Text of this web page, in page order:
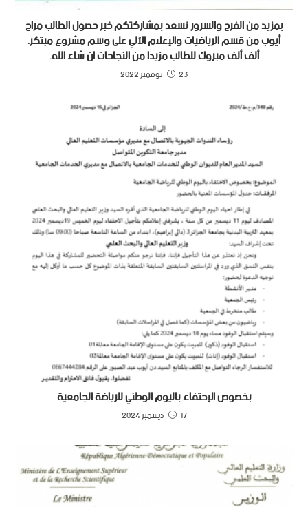
بمزيد من الفرح والسرور نسعد بمشاركتكم خبر حصول الطالب مراح
أيوب من قسم الرياضيات والإعلام الآلي على وسم مشروع مبتكر.
ألف ألف مبروك للطالب مزيدا من النجاحات ان شاء الله.
23 نوفمبر 2022
بخصوص الإحتفاء باليوم الوطني للرياضة الجامعية
17 ديسمبر 2024